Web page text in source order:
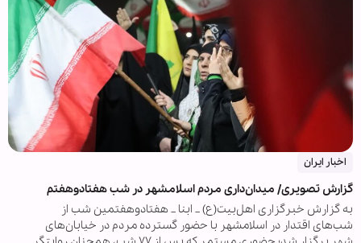
اخبار ایران
گزارش تصویری/ میدان‌داری مردم اسلامشهر در شب هفتادوهفتم
به گزارش خبرگزاری اهل‌بیت(ع) _ ابنا _ هفتادوهفتمین شب از
شب‌های اقتدار در اسلامشهر با حضور گسترده مردم در خیابان‌های